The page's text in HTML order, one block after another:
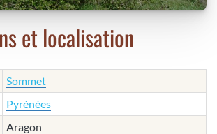
et localisation
Sommet
Pyrénées
Aragon